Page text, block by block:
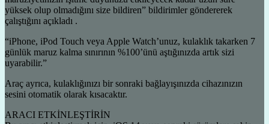
yüksek olup olmadığını size bildiren” bildirimler göndererek
çalıştığını açıkladı .
“iPhone, iPod Touch veya Apple Watch’unuz, kulaklık takarken 7
günlük maruz kalma sınırının %100’ünü aştığınızda artık sizi
uyarabilir.”
Araç ayrıca, kulaklığınızı bir sonraki bağlayışınızda cihazınızın
sesini otomatik olarak kısacaktır.
ARACI ETKİNLEŞTİRİN